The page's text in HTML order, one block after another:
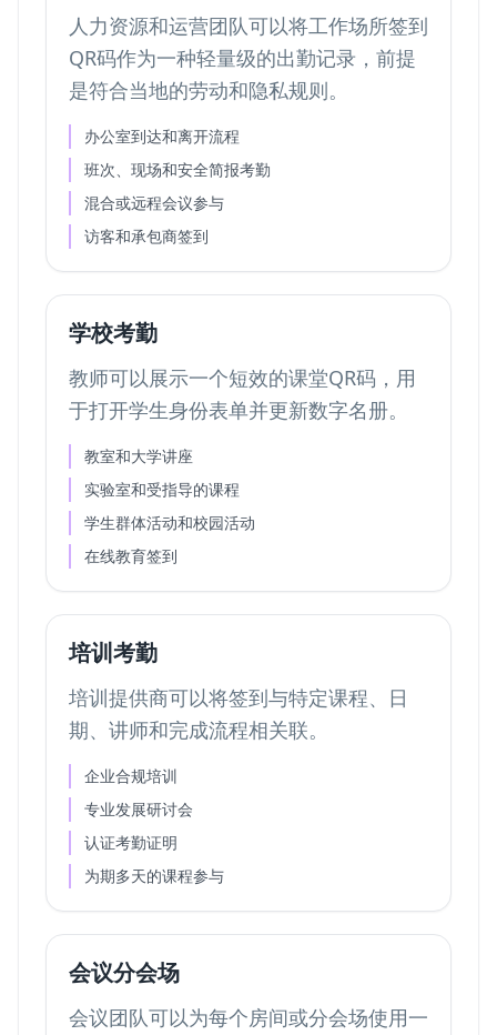
人力资源和运营团队可以将工作场所签到
QR码作为一种轻量级的出勤记录，前提
是符合当地的劳动和隐私规则。
办公室到达和离开流程
班次、现场和安全简报考勤
混合或远程会议参与
访客和承包商签到
学校考勤
教师可以展示一个短效的课堂QR码，用
于打开学生身份表单并更新数字名册。
教室和大学讲座
实验室和受指导的课程
学生群体活动和校园活动
在线教育签到
培训考勤
培训提供商可以将签到与特定课程、日
期、讲师和完成流程相关联。
企业合规培训
专业发展研讨会
认证考勤证明
为期多天的课程参与
会议分会场
会议团队可以为每个房间或分会场使用一